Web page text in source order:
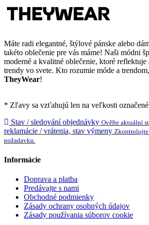
Máte radi elegantné, štýlové pánske alebo
takéto oblečenie pre vás máme! Naši módni
moderné a kvalitné oblečenie, ktoré reflektuje
trendy vo svete. Kto rozumie móde a
TheyWear!
* Zľavy sa vzťahujú len na veľkosti označené
Stav / sledování objednávky Ověřte aktuální
reklamácie / vrátenia, stav výmeny Zkontrolujte
požadavku.
Informácie
Doprava a platba
Predávajte s nami
Obchodné podmienky
Zásady ochrany osobných údajov
Zásady používania súborov cookie